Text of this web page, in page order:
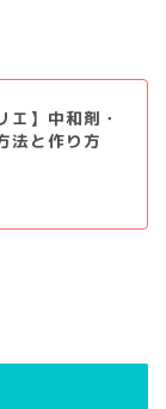
エ】中和剤・
法と作り方